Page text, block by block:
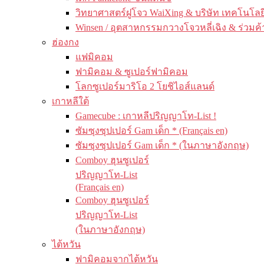
วิทยาศาสตร์ฝูโจว WaiXing & บริษัท เทคโนโล
Winsen / อุตสาหกรรมกวางโจวหลี่เฉิง & ร่วมค้
ฮ่องกง
แฟมิคอม
ฟามิคอม & ซูเปอร์ฟามิคอม
โลกซูเปอร์มาริโอ 2 โยชิไอส์แลนด์
เกาหลีใต้
Gamecube : เกาหลีปริญญาโท-List !
ซัมซุงซุปเปอร์ Gam เด็ก * (Français en)
ซัมซุงซุปเปอร์ Gam เด็ก * (ในภาษาอังกฤษ)
Comboy ฮุนซูเปอร์
ปริญญาโท-List
(Français en)
Comboy ฮุนซูเปอร์
ปริญญาโท-List
(ในภาษาอังกฤษ)
ไต้หวัน
ฟามิคอมจากไต้หวัน